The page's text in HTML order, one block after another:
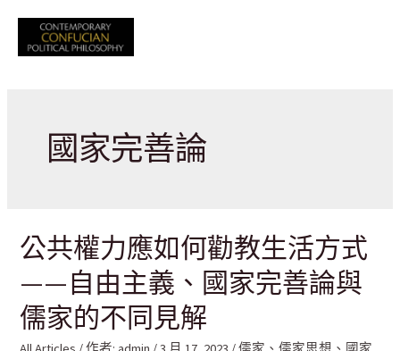
國家完善論
公共權力應如何勸教生活方式
——自由主義、國家完善論與
儒家的不同見解